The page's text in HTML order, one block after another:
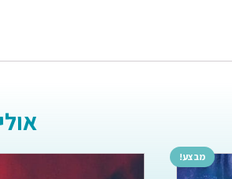
מבצע!